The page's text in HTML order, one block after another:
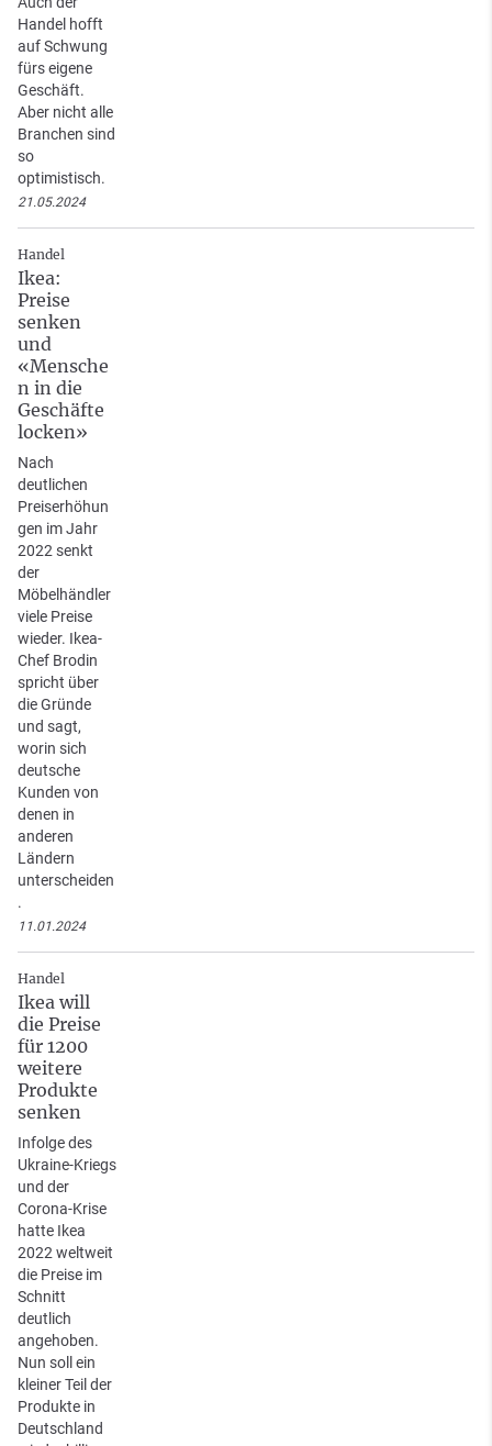
Handel hofft
auf Schwung
fürs eigene
Geschäft.
Aber nicht alle
Branchen sind
so
optimistisch.
21.05.2024
Handel
Ikea:
Preise
senken
und
«Mensche
n in die
Geschäfte
locken»
Nach
deutlichen
Preiserhöhun
gen im Jahr
2022 senkt
der
Möbelhändler
viele Preise
wieder. Ikea-
Chef Brodin
spricht über
die Gründe
und sagt,
worin sich
deutsche
Kunden von
denen in
anderen
Ländern
unterscheiden
.
11.01.2024
Handel
Ikea will
die Preise
für 1200
weitere
Produkte
senken
Infolge des
Ukraine-Kriegs
und der
Corona-Krise
hatte Ikea
2022 weltweit
die Preise im
Schnitt
deutlich
angehoben.
Nun soll ein
kleiner Teil der
Produkte in
Deutschland